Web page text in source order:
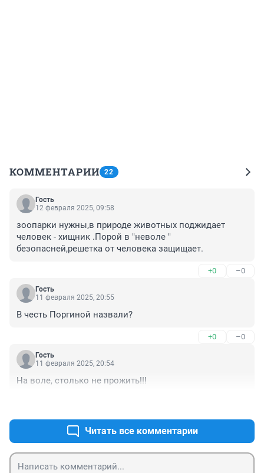
КОММЕНТАРИИ 22
Гость
12 февраля 2025, 09:58
зоопарки нужны,в природе животных поджидает
человек - хищник .Порой в "неволе "
безопасней,решетка от человека защищает.
+0 –0
Гость
11 февраля 2025, 20:55
В честь Поргиной назвали?
+0 –0
Гость
11 февраля 2025, 20:54
На воле, столько не прожить!!!
Читать все комментарии